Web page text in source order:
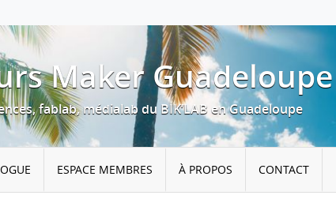
Maker Guadeloupe
fablab, médialab du BIK’LAB en Guadeloupe
ESPACE MEMBRES À PROPOS CONTACT